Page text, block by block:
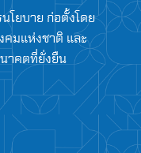
โยบาย ก่อตั้งโดย
คมแห่งชาติ และ
าคตที่ยั่งยืน